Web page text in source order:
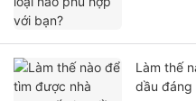
Làm thế
dầu đáng